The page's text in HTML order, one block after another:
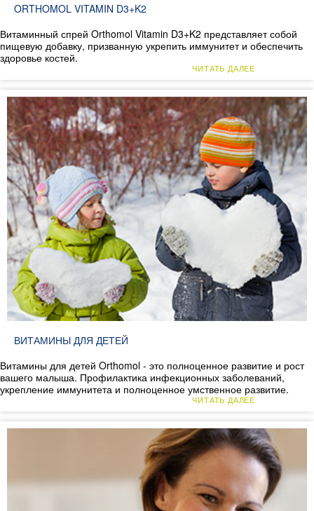
ORTHOMOL VITAMIN D3+K2
Витаминный спрей Orthomol Vitamin D3+K2 представляет собой
пищевую добавку, призванную укрепить иммунитет и обеспечить
здоровье костей.
ЧИТАТЬ ДАЛЕЕ
ВИТАМИНЫ ДЛЯ ДЕТЕЙ
Витамины для детей Orthomol - это полноценное развитие и рост
вашего малыша. Профилактика инфекционных заболеваний,
укрепление иммунитета и полноценное умственное развитие.
ЧИТАТЬ ДАЛЕЕ